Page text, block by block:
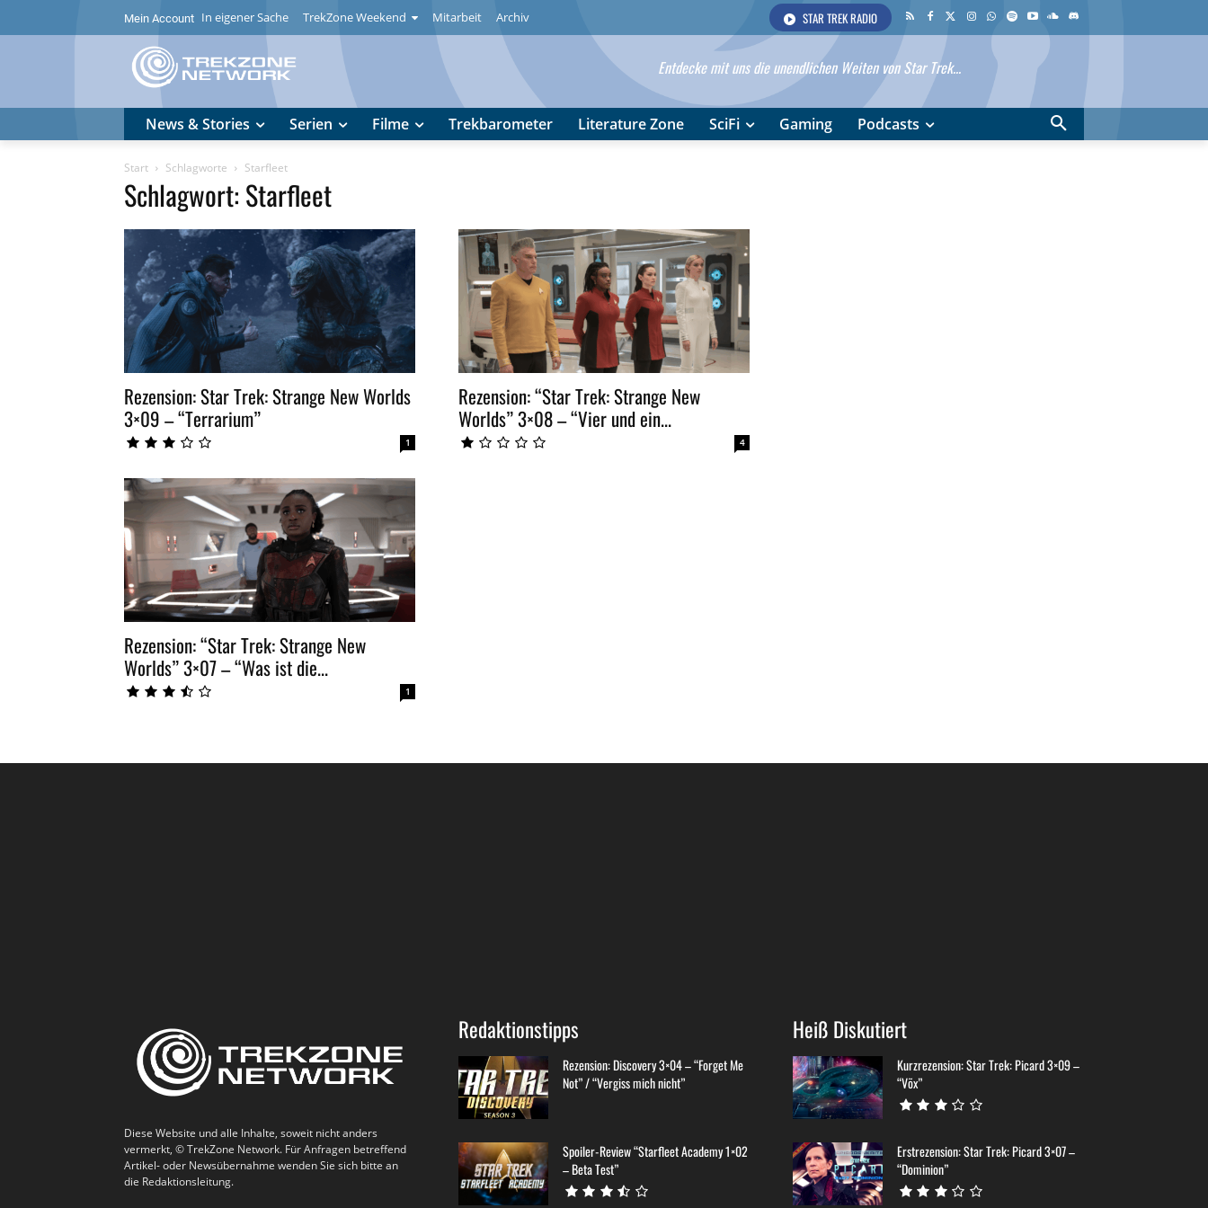
Mein Account In eigener Sache TrekZone Weekend Mitarbeit Archiv STAR TREK RADIO
Entdecke mit uns die unendlichen Weiten von Star Trek...
News & Stories Serien Filme Trekbarometer Literature Zone SciFi Gaming Podcasts
Start Schlagworte Starfleet
Schlagwort: Starfleet
Rezension: Star Trek: Strange New Worlds
3×09 – “Terrarium”
1
Rezension: “Star Trek: Strange New
Worlds” 3×08 – “Vier und ein...
4
Rezension: “Star Trek: Strange New
Worlds” 3×07 – “Was ist die...
1
Diese Website und alle Inhalte, soweit nicht anders
vermerkt, © TrekZone Network. Für Anfragen betreffend
Artikel- oder Newsübernahme wenden Sie sich bitte an
die Redaktionsleitung.
Redaktionstipps
Rezension: Discovery 3×04 – “Forget Me
Not” / “Vergiss mich nicht”
Spoiler-Review “Starfleet Academy 1×02
– Beta Test”
Heiß Diskutiert
Kurzrezension: Star Trek: Picard 3×09 –
“Võx”
Erstrezension: Star Trek: Picard 3×07 –
“Dominion”